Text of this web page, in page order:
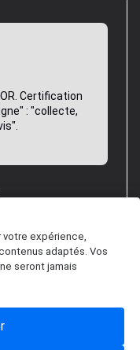
Certification
: "collecte,
votre expérience,
adaptés. Vos
seront jamais